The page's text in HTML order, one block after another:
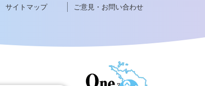
ペ
サイトマップ ご意見・お問い合わせ